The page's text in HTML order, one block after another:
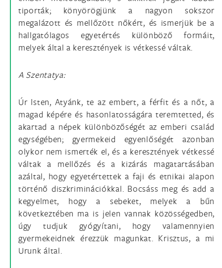
tiporták; könyörögjünk a nagyon sokszor
megalázott és mellőzött nőkért, és ismerjük be a
hallgatólagos egyetértés különböző formáit,
melyek által a keresztények is vétkessé váltak.
A Szentatya:
Úr Isten, Atyánk, te az embert, a férfit és a nőt, a
magad képére és hasonlatosságára teremtetted, és
akartad a népek különbözőségét az emberi család
egységében; gyermekeid egyenlőségét azonban
olykor nem ismerték el, és a keresztények vétkessé
váltak a mellőzés és a kizárás magatartásában
azáltal, hogy egyetértettek a faji és etnikai alapon
történő diszkriminációkkal. Bocsáss meg és add a
kegyelmet, hogy a sebeket, melyek a bűn
következtében ma is jelen vannak közösségedben,
úgy tudjuk gyógyítani, hogy valamennyien
gyermekeidnek érezzük magunkat. Krisztus, a mi
Urunk által.